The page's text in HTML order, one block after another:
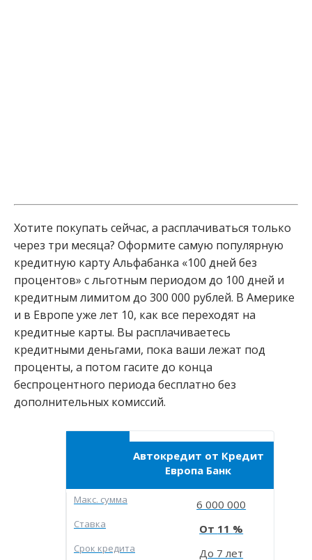
Хотите покупать сейчас, а расплачиваться только
через три месяца? Оформите самую популярную
кредитную карту Альфабанка «100 дней без
процентов» с льготным периодом до 100 дней и
кредитным лимитом до 300 000 рублей. В Америке
и в Европе уже лет 10, как все переходят на
кредитные карты. Вы расплачиваетесь
кредитными деньгами, пока ваши лежат под
проценты, а потом гасите до конца
беспроцентного периода бесплатно без
дополнительных комиссий.
Автокредит от Кредит
Европа Банк
Макc. сумма 6 000 000
Ставка 11
Срок кредита До 7 лет